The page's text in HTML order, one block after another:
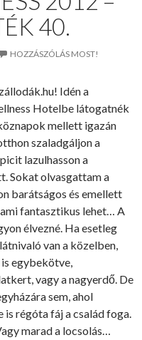
40.
HOZZÁSZÓLÁS MOST!
Idén a
Hotelbe látogatnék
mellett igazán
szaladgáljon a
lazulhasson a
Sokat olvasgattam a
barátságos és emellett
fantasztikus lehet… A
élvezné. Ha esetleg
van a közelben,
egybekötve,
vagy a nagyerdő. De
sem, ahol
is régóta fáj a család foga.
marad a locsolás…